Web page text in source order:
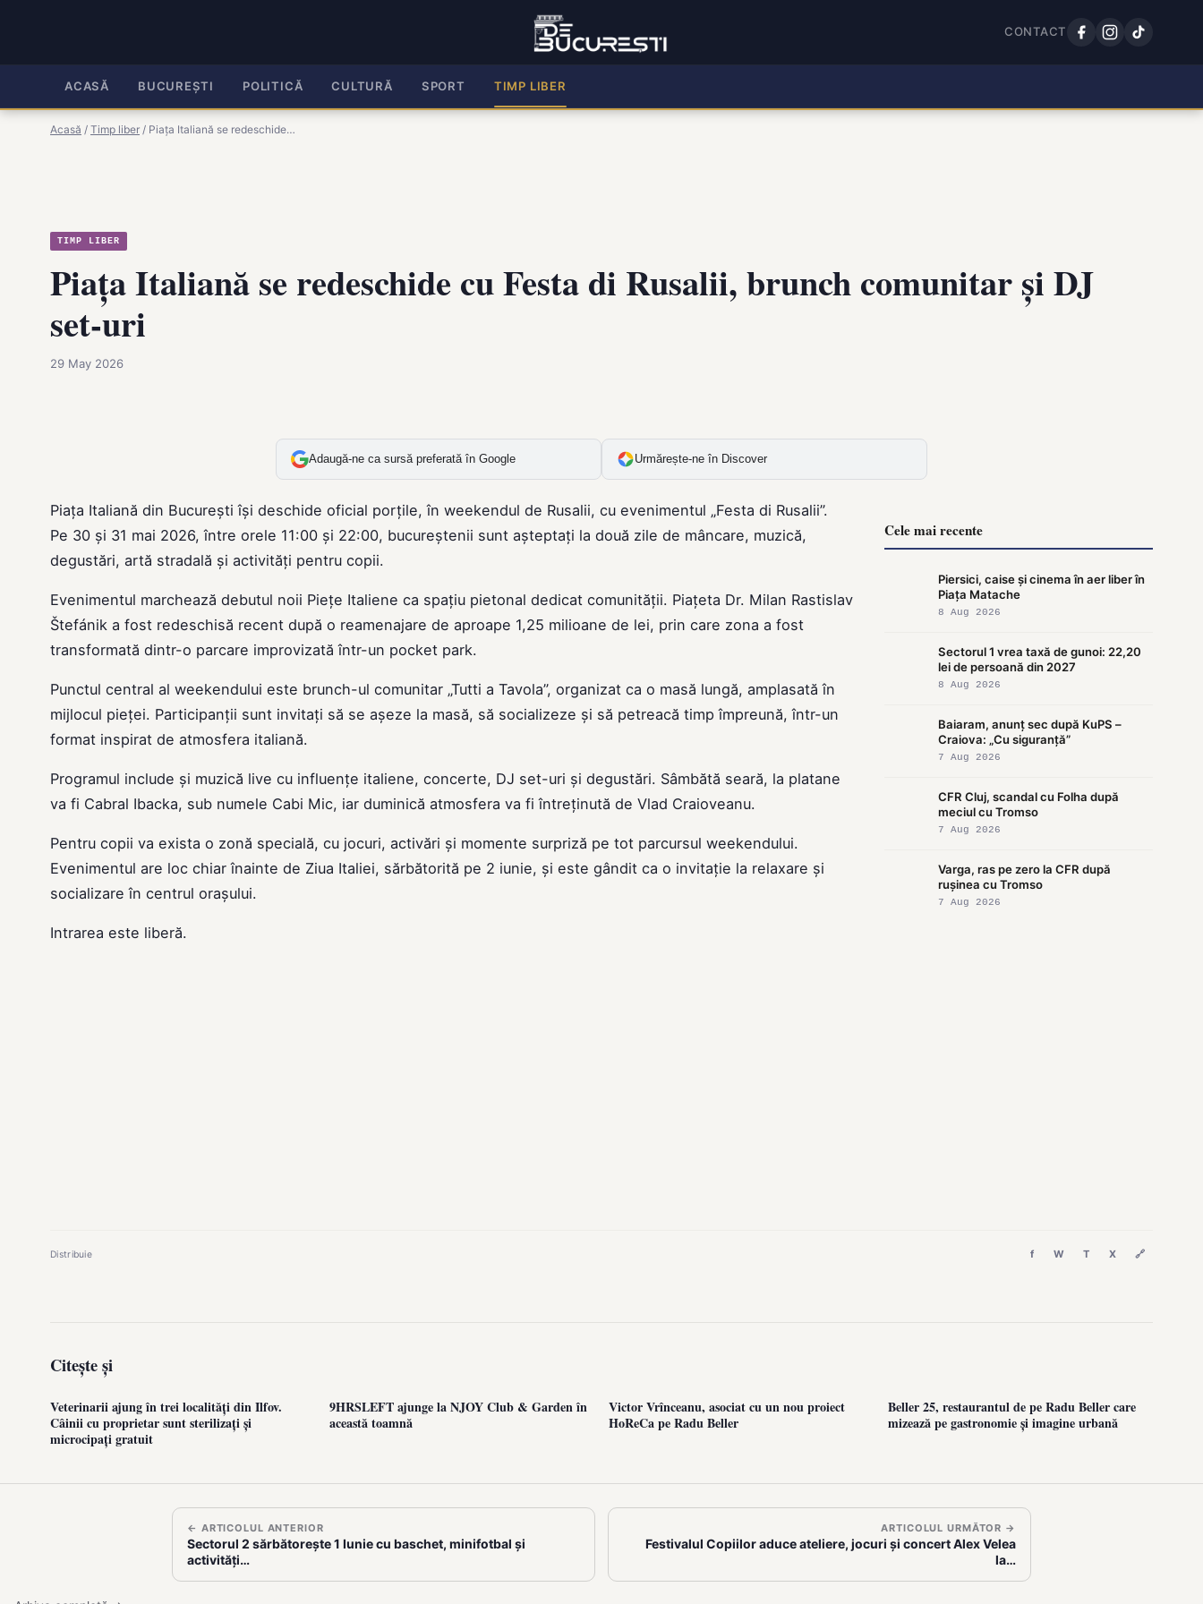
CONTACT
ACASĂ BUCUREȘTI POLITICĂ CULTURĂ SPORT TIMP LIBER
Acasă / Timp liber / Piața Italiană se redeschide…
TIMP LIBER
Piața Italiană se redeschide cu Festa di Rusalii, brunch comunitar și DJ
set-uri
29 May 2026
Adaugă-ne ca sursă preferată în Google Urmărește-ne în Discover
Piața Italiană din București își deschide oficial porțile, în weekendul de Rusalii, cu evenimentul „Festa di Rusalii”.
Pe 30 și 31 mai 2026, între orele 11:00 și 22:00, bucureștenii sunt așteptați la două zile de mâncare, muzică,
degustări, artă stradală și activități pentru copii.
Evenimentul marchează debutul noii Piețe Italiene ca spațiu pietonal dedicat comunității. Piațeta Dr. Milan Rastislav
Štefánik a fost redeschisă recent după o reamenajare de aproape 1,25 milioane de lei, prin care zona a fost
transformată dintr-o parcare improvizată într-un pocket park.
Punctul central al weekendului este brunch-ul comunitar „Tutti a Tavola”, organizat ca o masă lungă, amplasată în
mijlocul pieței. Participanții sunt invitați să se așeze la masă, să socializeze și să petreacă timp împreună, într-un
format inspirat de atmosfera italiană.
Programul include și muzică live cu influențe italiene, concerte, DJ set-uri și degustări. Sâmbătă seară, la platane
va fi Cabral Ibacka, sub numele Cabi Mic, iar duminică atmosfera va fi întreținută de Vlad Craioveanu.
Pentru copii va exista o zonă specială, cu jocuri, activări și momente surpriză pe tot parcursul weekendului.
Evenimentul are loc chiar înainte de Ziua Italiei, sărbătorită pe 2 iunie, și este gândit ca o invitație la relaxare și
socializare în centrul orașului.
Intrarea este liberă.
Cele mai recente
Piersici, caise și cinema în aer liber în
Piața Matache
8 Aug 2026
Sectorul 1 vrea taxă de gunoi: 22,20
lei de persoană din 2027
8 Aug 2026
Baiaram, anunț sec după KuPS –
Craiova: „Cu siguranță”
7 Aug 2026
CFR Cluj, scandal cu Folha după
meciul cu Tromso
7 Aug 2026
Varga, ras pe zero la CFR după
rușinea cu Tromso
7 Aug 2026
Distribuie f W T X 🔗
Citește și
Veterinarii ajung în trei localități din Ilfov.
Câinii cu proprietar sunt sterilizați și
microcipați gratuit
9HRSLEFT ajunge la NJOY Club & Garden în
această toamnă
Victor Vrînceanu, asociat cu un nou proiect
HoReCa pe Radu Beller
Beller 25, restaurantul de pe Radu Beller care
mizează pe gastronomie și imagine urbană
← ARTICOLUL ANTERIOR
Sectorul 2 sărbătorește 1 Iunie cu baschet, minifotbal și
activități…
ARTICOLUL URMĂTOR →
Festivalul Copiilor aduce ateliere, jocuri și concert Alex Velea
la…